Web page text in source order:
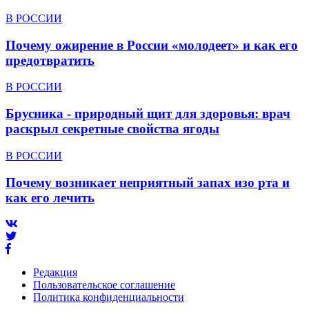
В РОССИИ
Почему ожирение в России «молодеет» и как его
предотвратить
В РОССИИ
Брусника - природный щит для здоровья: врач
раскрыл секретные свойства ягоды
В РОССИИ
Почему возникает неприятный запах изо рта и
как его лечить
Редакция
Пользовательское соглашение
Политика конфиденциальности